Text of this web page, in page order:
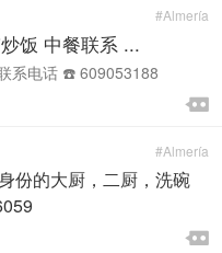
#Almería
饭 中餐联系 ...
系电话 ☎️ 609053188


#Almería
份的大厨，二厨，洗碗

